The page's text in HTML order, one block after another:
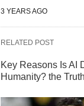
3 YEARS AGO
RELATED POST
Key Reasons Is AI
Humanity? the